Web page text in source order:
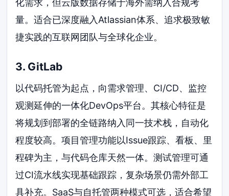
化需求，但云版数据存储于海外需纳入合规考
量。适合已深度融入Atlassian体系、追求极致敏
捷实践的互联网团队与全球化企业。
3. GitLab
以代码托管为起点，向需求管理、CI/CD、监控
观测延伸的一体化DevOps平台。其核心特征是
将规划到部署的全链路纳入同一技术栈，自动化
程度较高。项目管理功能以Issue跟踪、看板、里
程碑为主，与代码仓库天然一体。测试管理可通
过CI流水线实现基础跟踪，复杂场景仍需外部工
具补充。SaaS与自托管两种模式可选，适合希望